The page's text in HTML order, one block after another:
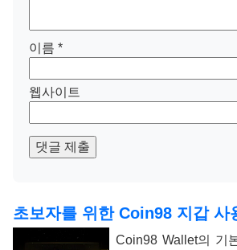
이름 *
웹사이트
댓글 제출
초보자를 위한 Coin98 지갑 사
Coin98 Wallet의 기